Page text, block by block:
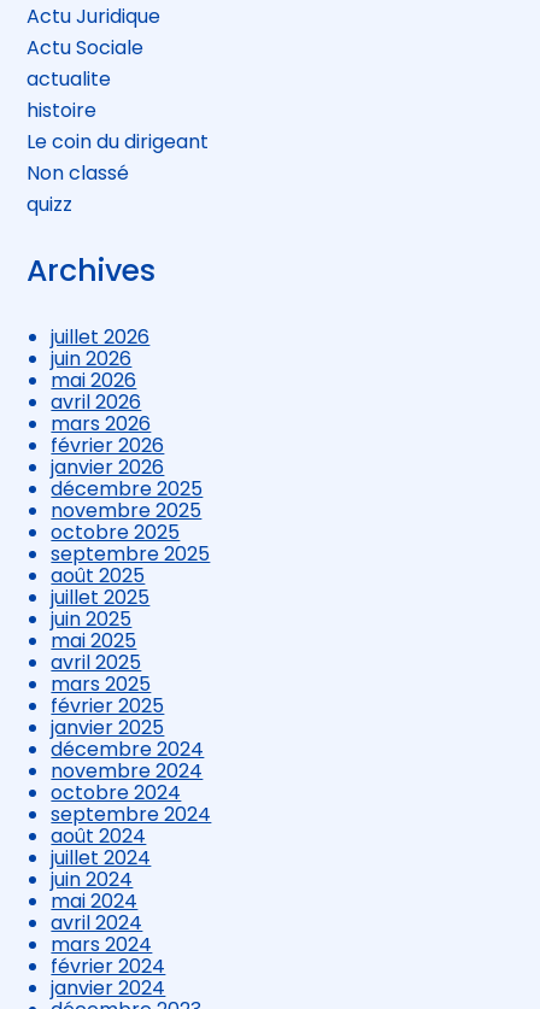
Actu Juridique
Actu Sociale
actualite
histoire
Le coin du dirigeant
Non classé
quizz
Archives
juillet 2026
juin 2026
mai 2026
avril 2026
mars 2026
février 2026
janvier 2026
décembre 2025
novembre 2025
octobre 2025
septembre 2025
août 2025
juillet 2025
juin 2025
mai 2025
avril 2025
mars 2025
février 2025
janvier 2025
décembre 2024
novembre 2024
octobre 2024
septembre 2024
août 2024
juillet 2024
juin 2024
mai 2024
avril 2024
mars 2024
février 2024
janvier 2024